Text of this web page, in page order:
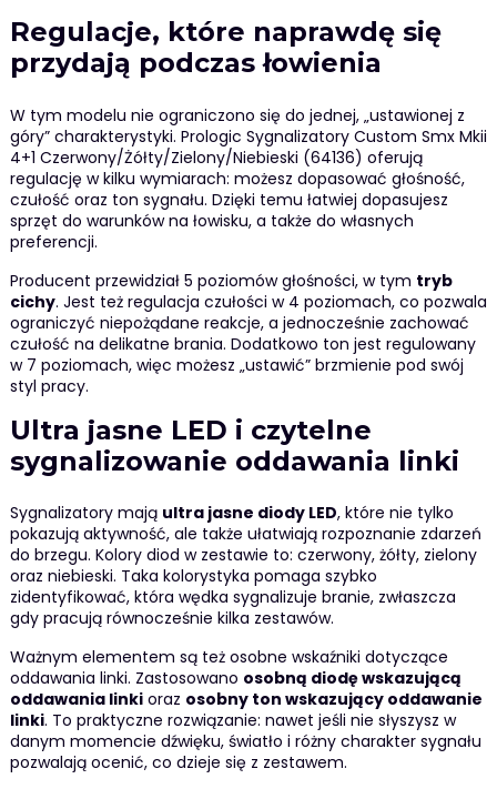
Regulacje, które naprawdę się
przydają podczas łowienia
W tym modelu nie ograniczono się do jednej, „ustawionej z
góry” charakterystyki. Prologic Sygnalizatory Custom Smx Mkii
4+1 Czerwony/Żółty/Zielony/Niebieski (64136) oferują
regulację w kilku wymiarach: możesz dopasować głośność,
czułość oraz ton sygnału. Dzięki temu łatwiej dopasujesz
sprzęt do warunków na łowisku, a także do własnych
preferencji.
Producent przewidział 5 poziomów głośności, w tym tryb
cichy. Jest też regulacja czułości w 4 poziomach, co pozwala
ograniczyć niepożądane reakcje, a jednocześnie zachować
czułość na delikatne brania. Dodatkowo ton jest regulowany
w 7 poziomach, więc możesz „ustawić” brzmienie pod swój
styl pracy.
Ultra jasne LED i czytelne
sygnalizowanie oddawania linki
Sygnalizatory mają ultra jasne diody LED, które nie tylko
pokazują aktywność, ale także ułatwiają rozpoznanie zdarzeń
do brzegu. Kolory diod w zestawie to: czerwony, żółty, zielony
oraz niebieski. Taka kolorystyka pomaga szybko
zidentyfikować, która wędka sygnalizuje branie, zwłaszcza
gdy pracują równocześnie kilka zestawów.
Ważnym elementem są też osobne wskaźniki dotyczące
oddawania linki. Zastosowano osobną diodę wskazującą
oddawania linkioraz osobny ton wskazujący oddawanie
linki. To praktyczne rozwiązanie: nawet jeśli nie słyszysz w
danym momencie dźwięku, światło i różny charakter sygnału
pozwalają ocenić, co dzieje się z zestawem.